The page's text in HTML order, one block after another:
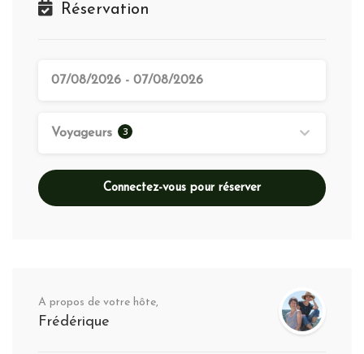
Réservation
Voyageurs 3
Connectez-vous pour réserver
A propos de votre hôte,
Frédérique